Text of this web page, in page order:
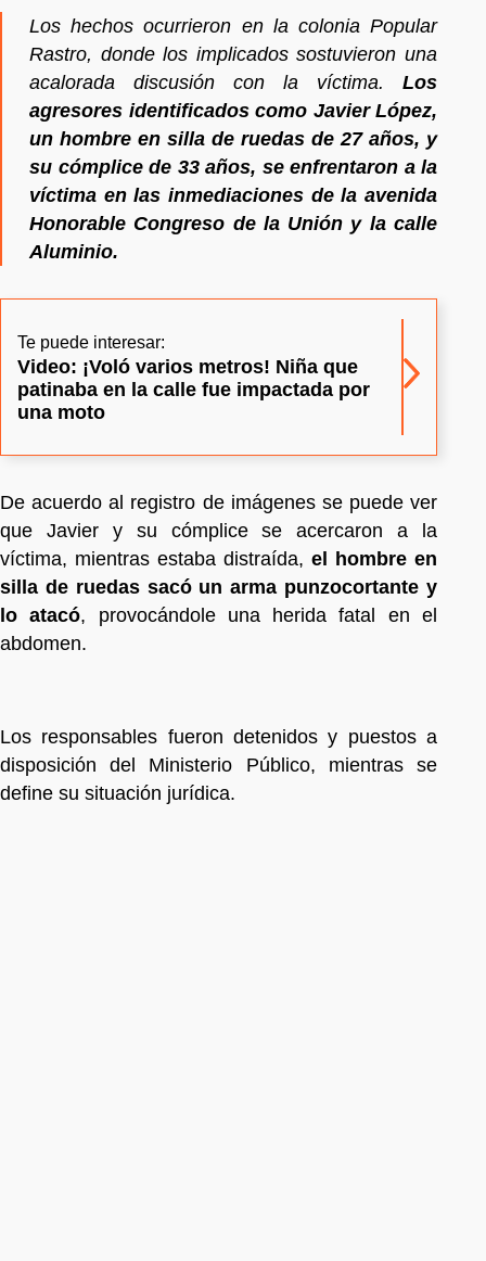
Los hechos ocurrieron en la colonia Popular
Rastro, donde los implicados sostuvieron una
acalorada discusión con la víctima. Los
agresores identificados como Javier López,
un hombre en silla de ruedas de 27 años, y
su cómplice de 33 años, se enfrentaron a la
víctima en las inmediaciones de la avenida
Honorable Congreso de la Unión y la calle
Aluminio.
Te puede interesar:
Video: ¡Voló varios metros! Niña que
patinaba en la calle fue impactada por
una moto
De acuerdo al registro de imágenes se puede ver
que Javier y su cómplice se acercaron a la
víctima, mientras estaba distraída, el hombre en
silla de ruedas sacó un arma punzocortante y
lo atacó, provocándole una herida fatal en el
abdomen.
Los responsables fueron detenidos y puestos a
disposición del Ministerio Público, mientras se
define su situación jurídica.